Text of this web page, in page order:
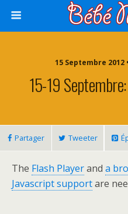
15 Septembre
15-19
Partager Tweeter
The Flash Playerand a
Javascript supportare